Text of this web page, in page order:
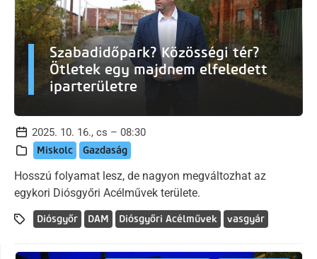
Szabadidőpark? Közösségi tér?
Ötletek egy majdnem elfeledett
iparterületre
2025. 10. 16., cs – 08:30
Miskolc Gazdaság
Hosszú folyamat lesz, de nagyon megváltozhat az
egykori Diósgyőri Acélművek területe.
Diósgyőr DAM Diósgyőri Acélművek vasgyár